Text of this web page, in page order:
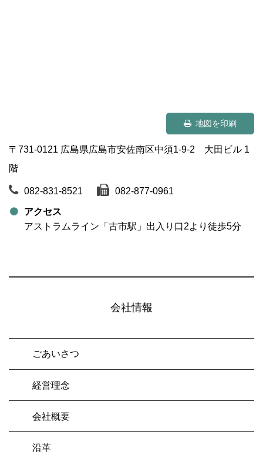
地図を印刷
〒731-0121 広島県広島市安佐南区中須1-9-2 大田ビル 1
階
082-831-8521 082-877-0961
アクセス
アストラムライン「古市駅」出入り口2より徒歩5分
会社情報
ごあいさつ
経営理念
会社概要
沿革